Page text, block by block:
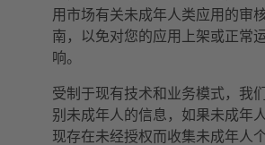
用市场有关未成年人类应用的审
南，以免对您的应用上架或正常
响。
受制于现有技术和业务模式，我
别未成年人的信息，如果未成年
现存在未经授权而收集未成年人